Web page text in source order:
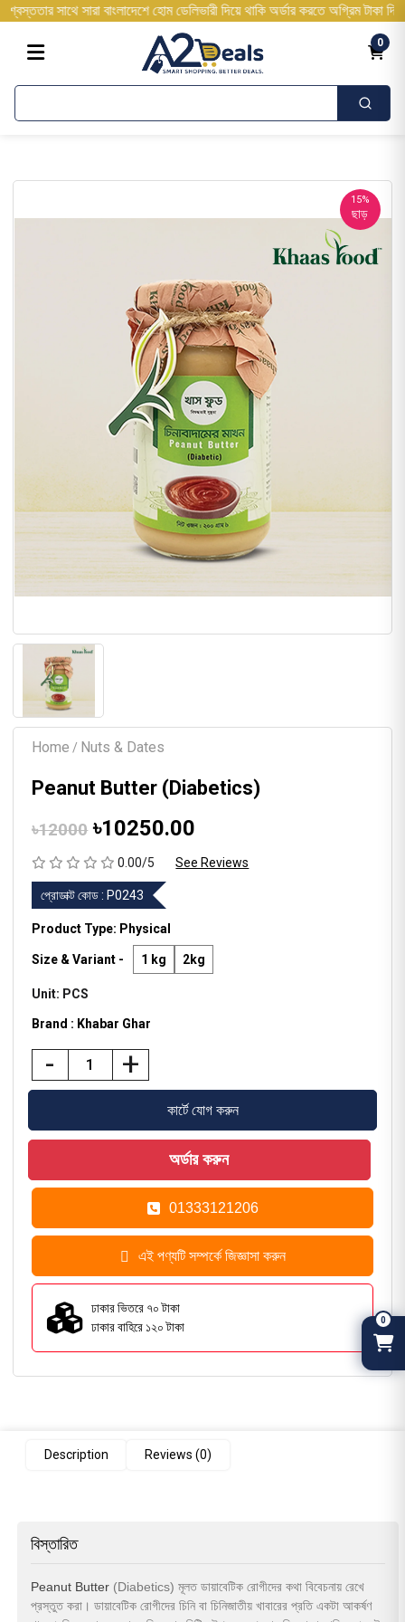
সারা বাংলাদেশে হোম ডেলিভারী দিয়ে থাকি অর্ডার করতে অগ্রিম টাকা দিতে
0
15%
ছাড়
Home / Nuts & Dates
Peanut Butter (Diabetics)
৳12000 ৳10250.00
0.00/5 See Reviews
প্রোডাক্ট কোড : P0243
Product Type: Physical
Size & Variant - 1 kg 2kg
Unit: PCS
Brand : Khabar Ghar
- +
01333121206
এই পণ্যটি সম্পর্কে জিজ্ঞাসা করুন
ঢাকার ভিতরে ৭০ টাকা
ঢাকার বাহিরে ১২০ টাকা
Description Reviews (0)
বিস্তারিত
Peanut Butter (Diabetics) মূলত ডায়াবেটিক রোগীদের কথা বিবেচনায় রেখে
প্রস্তুত করা। ডায়াবেটিক রোগীদের চিনি বা চিনিজাতীয় খাবারের প্রতি একটা আকর্ষণ
0